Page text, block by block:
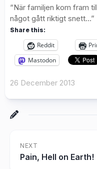
“När familjen kom fram
något gått riktigt snett…”
Share this:
Reddit
Mastodon
26 December 2013
NEXT
Pain, Hell on Earth!